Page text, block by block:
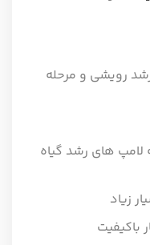
رویشی و مرحله
لامپ های رشد گیاه
زیاد